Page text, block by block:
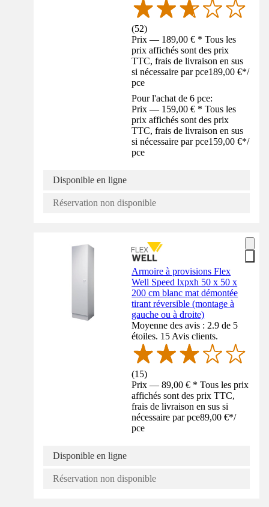
(52)
Prix — 189,00 € * Tous les
prix affichés sont des prix
TTC, frais de livraison en sus
si nécessaire par pce189,00 €*/
pce
Pour l'achat de 6 pce:
Prix — 159,00 € * Tous les
prix affichés sont des prix
TTC, frais de livraison en sus
si nécessaire par pce159,00 €*/
pce
Disponible en ligne
Réservation non disponible
Armoire à provisions Flex
Well Speed lxpxh 50 x 50 x
200 cm blanc mat démontée
tirant réversible (montage à
gauche ou à droite)
Moyenne des avis : 2.9 de 5
étoiles. 15 Avis clients.
(15)
Prix — 89,00 € * Tous les prix
affichés sont des prix TTC,
frais de livraison en sus si
nécessaire par pce89,00 €*/
pce
Disponible en ligne
Réservation non disponible